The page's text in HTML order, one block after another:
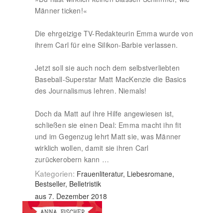
Männer ticken!«
Die ehrgeizige TV-Redakteurin Emma wurde von
ihrem Carl für eine Silikon-Barbie verlassen.
Jetzt soll sie auch noch dem selbstverliebten
Baseball-Superstar Matt MacKenzie die Basics
des Journalismus lehren. Niemals!
Doch da Matt auf ihre Hilfe angewiesen ist,
schließen sie einen Deal: Emma macht ihn fit
und im Gegenzug lehrt Matt sie, was Männer
wirklich wollen, damit sie ihren Carl
zurückerobern kann …
Kategorien: Frauenliteratur, Liebesromane,
Bestseller, Belletristik
aus 7. Dezember 2018